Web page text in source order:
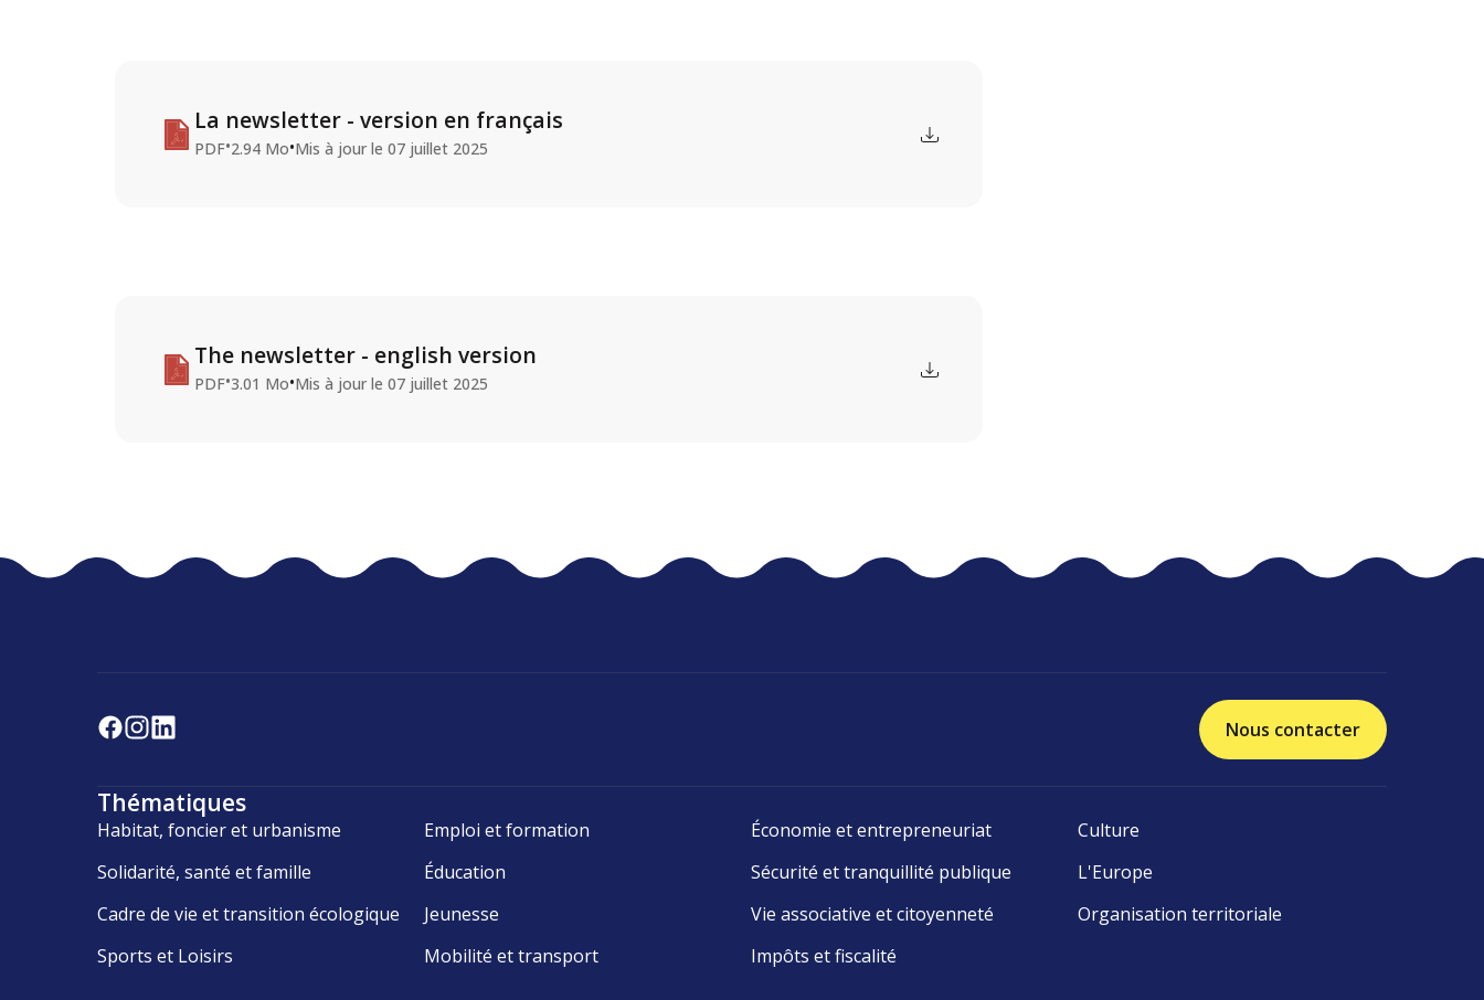
La newsletter - version en français
PDF•2.94 Mo•Mis à jour le 07 juillet 2025
The newsletter - english version
PDF•3.01 Mo•Mis à jour le 07 juillet 2025
Nous contacter
Thématiques
Habitat, foncier et urbanisme Emploi et formation Économie et entrepreneuriat
Culture
Solidarité, santé et famille
Éducation Sécurité et tranquillité publique
L'Europe
Cadre de vie et transition écologique
Jeunesse Vie associative et citoyenneté
Organisation territoriale
Sports et Loisirs
Mobilité et transport Impôts et fiscalité